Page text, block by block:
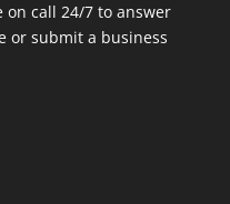
on call 24/7 to answer
or submit a business